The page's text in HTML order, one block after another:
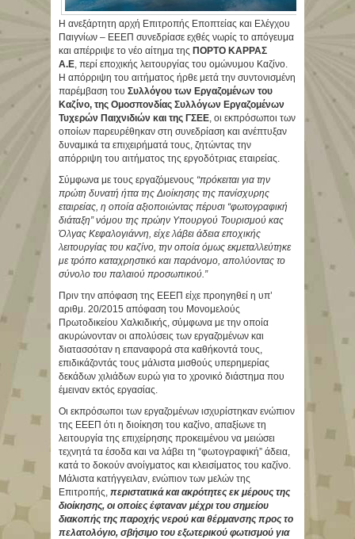
Η ανεξάρτητη αρχή Επιτροπής Εποπτείας και Ελέγχου
Παιγνίων – ΕΕΕΠ συνεδρίασε εχθές νωρίς το απόγευμα
και απέρριψε το νέο αίτημα της ΠΟΡΤΟ ΚΑΡΡΑΣ
Α.Ε, περί εποχικής λειτουργίας του ομώνυμου Καζίνο.
Η απόρριψη του αιτήματος ήρθε μετά την συντονισμένη
παρέμβαση του Συλλόγου των Εργαζομένων του
Καζίνο, της Ομοσπονδίας Συλλόγων Εργαζομένων
Τυχερών Παιχνιδιών και της ΓΣΕΕ, οι εκπρόσωποι των
οποίων παρευρέθηκαν στη συνεδρίαση και ανέπτυξαν
δυναμικά τα επιχειρήματά τους, ζητώντας την
απόρριψη του αιτήματος της εργοδότριας εταιρείας.
Σύμφωνα με τους εργαζόμενους “πρόκειται για την
πρώτη δυνατή ήττα της Διοίκησης της πανίσχυρης
εταιρείας, η οποία αξιοποιώντας πέρυσι “φωτογραφική
διάταξη” νόμου της πρώην Υπουργού Τουρισμού κας
Όλγας Κεφαλογιάννη, είχε λάβει άδεια εποχικής
λειτουργίας του καζίνο, την οποία όμως εκμεταλλεύτηκε
με τρόπο καταχρηστικό και παράνομο, απολύοντας το
σύνολο του παλαιού προσωπικού.”
Πριν την απόφαση της ΕΕΕΠ είχε προηγηθεί η υπ’
αριθμ. 20/2015 απόφαση του Μονομελούς
Πρωτοδικείου Χαλκιδικής, σύμφωνα με την οποία
ακυρώνονταν οι απολύσεις των εργαζομένων και
διατασσόταν η επαναφορά στα καθήκοντά τους,
επιδικάζοντάς τους μάλιστα μισθούς υπερημερίας
δεκάδων χιλιάδων ευρώ για το χρονικό διάστημα που
έμειναν εκτός εργασίας.
Οι εκπρόσωποι των εργαζομένων ισχυρίστηκαν ενώπιον
της ΕΕΕΠ ότι η διοίκηση του καζίνο, απαξίωνε τη
λειτουργία της επιχείρησης προκειμένου να μειώσει
τεχνητά τα έσοδα και να λάβει τη “φωτογραφική” άδεια,
κατά το δοκούν ανοίγματος και κλεισίματος του καζίνο.
Μάλιστα κατήγγειλαν, ενώπιον των μελών της
Επιτροπής, περιστατικά και ακρότητες εκ μέρους της
διοίκησης, οι οποίες έφταναν μέχρι του σημείου
διακοπής της παροχής νερού και θέρμανσης προς το
πελατολόγιο, σβήσιμο του εξωτερικού φωτισμού για